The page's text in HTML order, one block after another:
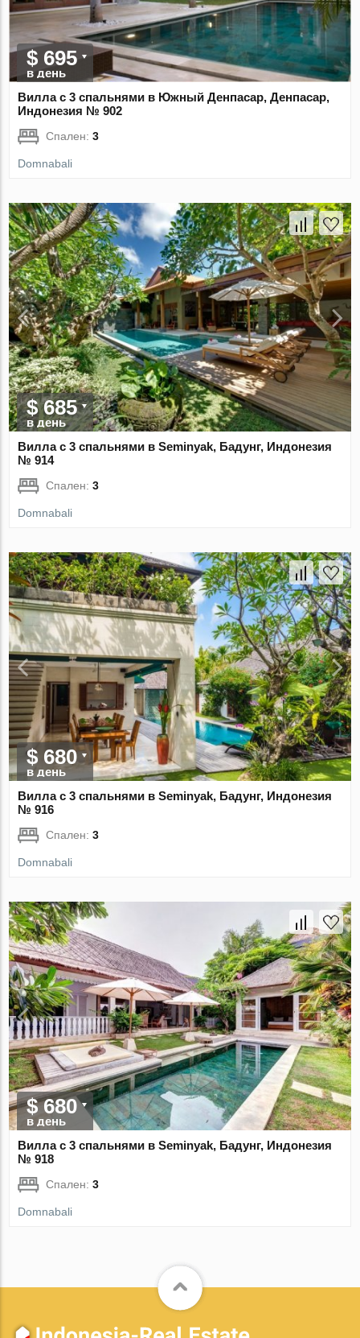
$ 695
в день
Вилла с 3 спальнями в Южный Денпасар, Денпасар,
Индонезия № 902
Спален:3
Domnabali
$ 685
в день
Вилла с 3 спальнями в Seminyak, Бадунг, Индонезия
№ 914
Спален:3
Domnabali
$ 680
в день
Вилла с 3 спальнями в Seminyak, Бадунг, Индонезия
№ 916
Спален:3
Domnabali
$ 680
в день
Вилла с 3 спальнями в Seminyak, Бадунг, Индонезия
№ 918
Спален:3
Domnabali